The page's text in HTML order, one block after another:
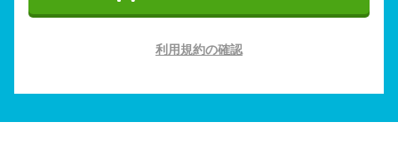
利用規約の確認